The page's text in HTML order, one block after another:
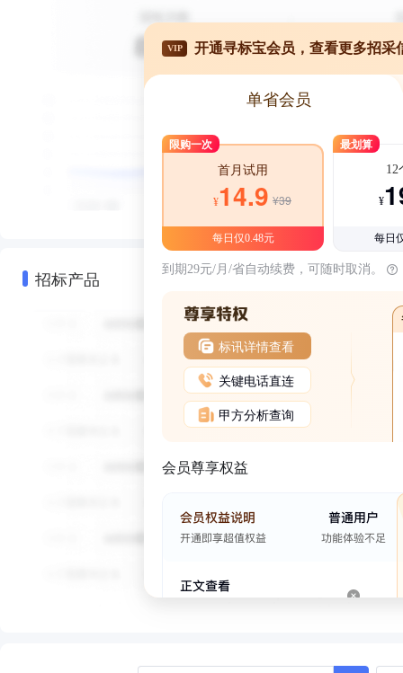
招标产品
VIP 开通寻标宝会员，查看更多招采
单省会员
限购一次
首月试用
¥14.9 ¥39
每日仅0.48元
最划算
12
¥
每日
到期29元/月/省自动续费，可随时取消。
标讯详情查看
关键电话直连
甲方分析查询
会员尊享权益